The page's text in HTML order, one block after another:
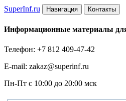
SuperInf.ru Навигация Контакты
Информационные материалы
Телефон: +7 812 409-47-42
E-mail: zakaz@superinf.ru
Пн-Пт с 10:00 до 20:00 мск